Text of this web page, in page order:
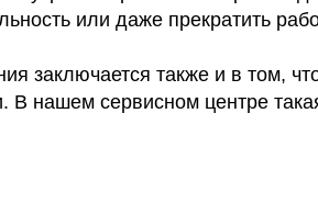
или даже прекратить
заключается также и в том,
нашем сервисном центре